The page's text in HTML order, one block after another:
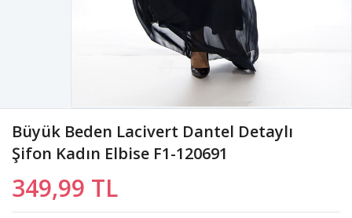
Büyük Beden Lacivert Dantel Detaylı
Şifon Kadın Elbise F1-120691
349,99 TL